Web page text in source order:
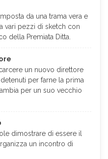
da una trama vera e
vari pezzi di sketch con
della Premiata Ditta.
un nuovo direttore
per farne la prima
per un suo vecchio
dimostrare di essere il
un incontro di